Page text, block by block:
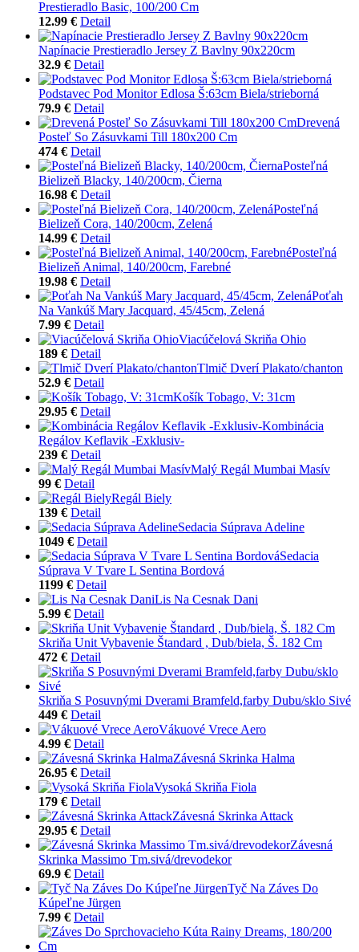
Prestieradlo Basic, 100/200 Cm
12.99 € Detail
Napínacie Prestieradlo Jersey Z Bavlny 90x220cm
32.9 € Detail
Podstavec Pod Monitor Edlosa Š:63cm Biela/strieborná
79.9 € Detail
Drevená
Posteľ So Zásuvkami Till 180x200 Cm
474 € Detail
Posteľná
Bielizeň Blacky, 140/200cm, Čierna
16.98 € Detail
Posteľná
Bielizeň Cora, 140/200cm, Zelená
14.99 € Detail
Posteľná
Bielizeň Animal, 140/200cm, Farebné
19.98 € Detail
Poťah
Na Vankúš Mary Jacquard, 45/45cm, Zelená
7.99 € Detail
Viacúčelová Skriňa Ohio
189 € Detail
Tlmič Dverí Plakato/chanton
52.9 € Detail
Košík Tobago, V: 31cm
29.95 € Detail
Kombinácia
Regálov Keflavik -Exklusiv-
239 € Detail
Malý Regál Mumbai Masív
99 € Detail
Regál Biely
139 € Detail
Sedacia Súprava Adeline
1049 € Detail
Sedacia
Súprava V Tvare L Sentina Bordová
1199 € Detail
Lis Na Cesnak Dani
5.99 € Detail
Skriňa Unit Vybavenie Štandard , Dub/biela, Š. 182 Cm
472 € Detail
Skriňa S Posuvnými Dverami Bramfeld,farby Dubu/sklo Sivé
449 € Detail
Vákuové Vrece Aero
4.99 € Detail
Závesná Skrinka Halma
26.95 € Detail
Vysoká Skriňa Fiola
179 € Detail
Závesná Skrinka Attack
29.95 € Detail
Závesná
Skrinka Massimo Tm.sivá/drevodekor
69.9 € Detail
Tyč Na Záves Do
Kúpeľne Jürgen
7.99 € Detail